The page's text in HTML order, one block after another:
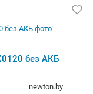
без АКБ
newton.by